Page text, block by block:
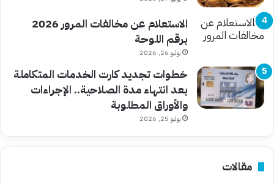
الاستعلام عن مخالفات المرور 2026
برقم اللوحة
يوليو 26, 2026
خطوات تجديد كارت الخدمات المتكاملة
بعد انتهاء مدة الصلاحية.. الإجراءات
والأوراق المطلوبة
يوليو 25, 2026
مقالات